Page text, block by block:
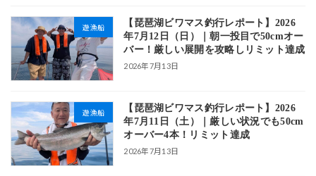
遊漁船
【琵琶湖ビワマス釣行レポート】2026
年7月12日（日）｜朝一投目で50cmオー
バー！厳しい展開を攻略しリミット達成
2026年7月13日
遊漁船
【琵琶湖ビワマス釣行レポート】2026
年7月11日（土）｜厳しい状況でも50cm
オーバー4本！リミット達成
2026年7月13日